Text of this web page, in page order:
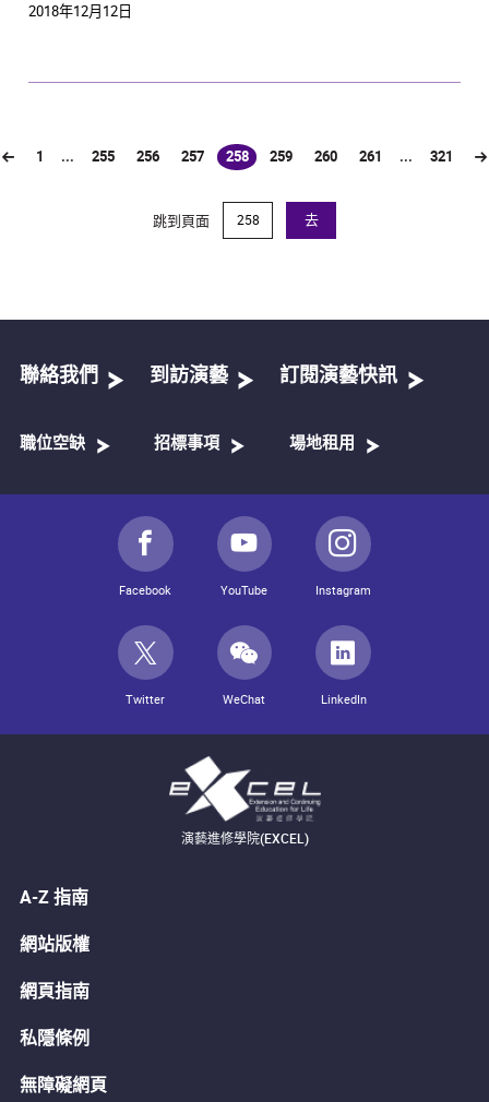
2018年12月12日
1 ... 255 256 257 258
(current)259 260 261 ... 321
跳到頁面 去
聯絡我們 到訪演藝 訂閱演藝快訊
職位空缺 招標事項 場地租用
Facebook YouTube Instagram
Twitter WeChat LinkedIn
演藝進修學院(EXCEL)
A-Z 指南
網站版權
網頁指南
私隱條例
無障礙網頁